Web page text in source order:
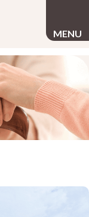
MENU
CLOSE